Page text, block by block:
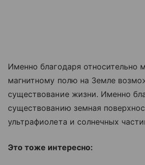
Именно благодаря относительно
магнитному полю на Земле
существование жизни. Именно
существованию земная
ультрафиолета и солнечных
Это тоже интересно: